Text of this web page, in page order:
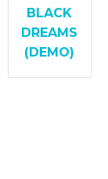
BLACK
DREAMS
(DEMO)